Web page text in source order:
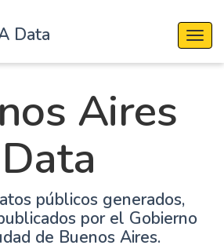
Data
Aires
Data
públicos generados,
por el Gobierno
de Buenos Aires.